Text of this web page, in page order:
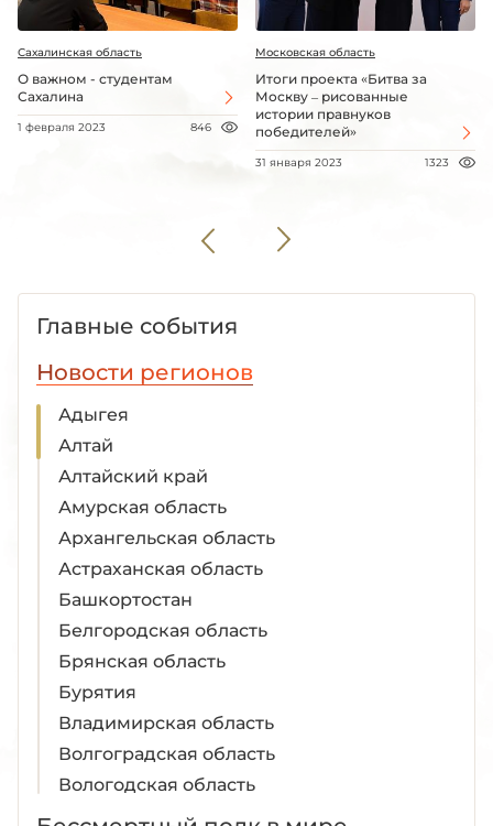
Сахалинская область
О важном - студентам
Сахалина
1 февраля 2023 846
Московская область
Итоги проекта «Битва за
Москву – рисованные
истории правнуков
победителей»
31 января 2023 1323
Главные события
Новости регионов
Адыгея
Алтай
Алтайский край
Амурская область
Архангельская область
Астраханская область
Башкортостан
Белгородская область
Брянская область
Бурятия
Владимирская область
Волгоградская область
Вологодская область
Воронежская область